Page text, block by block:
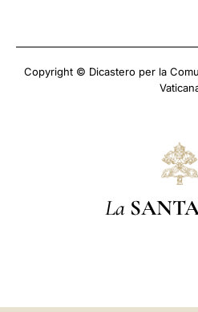
Copyright © Dicastero per la
La